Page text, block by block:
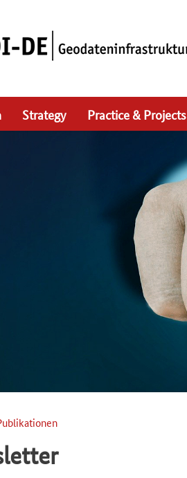
Strategy Practice & Projects